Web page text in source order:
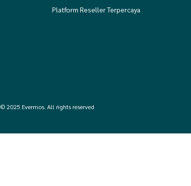
Platform Reseller Terpercaya
© 2025 Evermos. All rights reserved